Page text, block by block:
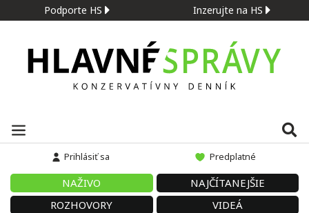
Podporte HS Inzerujte na HS
Prihlásiť sa Predplatné
NAŽIVO
NAJČÍTANEJŠIE
ROZHOVORY
VIDEÁ